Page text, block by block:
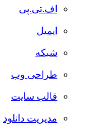
اف.تی.پی
ایمیل
شبکه
طراحی وب
قالب سایت
مدیریت دانلود